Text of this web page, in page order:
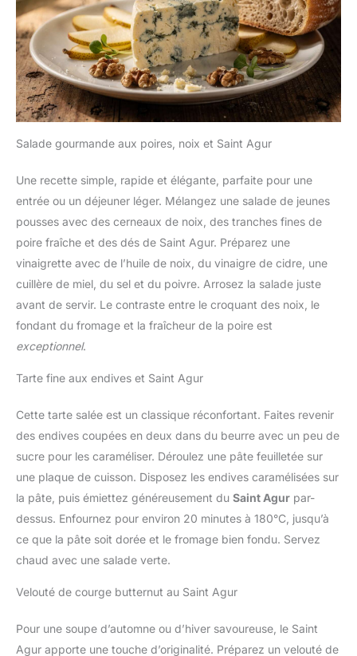
Salade gourmande aux poires, noix et Saint Agur
Une recette simple, rapide et élégante, parfaite pour une
entrée ou un déjeuner léger. Mélangez une salade de jeunes
pousses avec des cerneaux de noix, des tranches fines de
poire fraîche et des dés de Saint Agur. Préparez une
vinaigrette avec de l’huile de noix, du vinaigre de cidre, une
cuillère de miel, du sel et du poivre. Arrosez la salade juste
avant de servir. Le contraste entre le croquant des noix, le
fondant du fromage et la fraîcheur de la poire est
exceptionnel.
Tarte fine aux endives et Saint Agur
Cette tarte salée est un classique réconfortant. Faites revenir
des endives coupées en deux dans du beurre avec un peu de
sucre pour les caraméliser. Déroulez une pâte feuilletée sur
une plaque de cuisson. Disposez les endives caramélisées sur
la pâte, puis émiettez généreusement du Saint Agur par-
dessus. Enfournez pour environ 20 minutes à 180°C, jusqu’à
ce que la pâte soit dorée et le fromage bien fondu. Servez
chaud avec une salade verte.
Velouté de courge butternut au Saint Agur
Pour une soupe d’automne ou d’hiver savoureuse, le Saint
Agur apporte une touche d’originalité. Préparez un velouté de